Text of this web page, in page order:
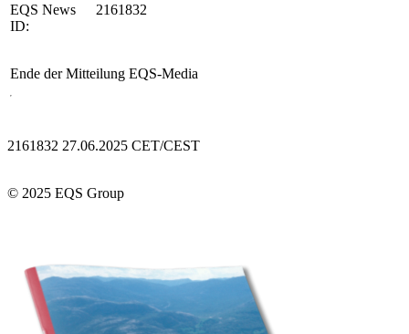
EQS News
ID:
2161832
Ende der Mitteilung EQS-Media
2161832 27.06.2025 CET/CEST
© 2025 EQS Group